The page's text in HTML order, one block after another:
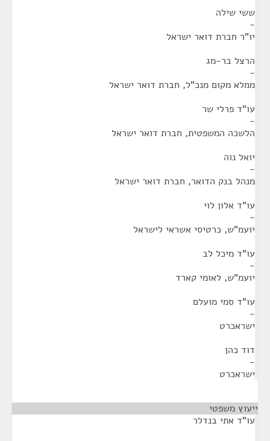
ששי שילה
-
יו"ר חברת דואר ישראל
הרצל בר-מג
-
ממלא מקום מנכ"ל, חברת דואר ישראל
עו"ד פרלי שר
-
הלשכה המשפטית, חברת דואר ישראל
יואל נוה
-
מנהל בנק הדואר, חברת דואר ישראל
עו"ד אלון לוי
-
יועמ"ש, כרטיסי אשראי לישראל
עו"ד מיכל לב
-
יועמ"ש, לאומי קארד
עו"ד סמי מועלם
-
ישראכרט
דוד כהן
-
ישראכרט
ייעוץ משפטי
עו"ד אתי בנדלר